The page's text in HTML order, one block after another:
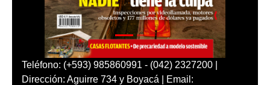
Teléfono: (+593) 985860991 - (042) 2327200 |
Dirección: Aguirre 734 y Boyacá | Email: